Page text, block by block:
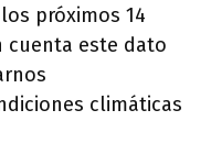
próximos 14
cuenta este dato
climáticas